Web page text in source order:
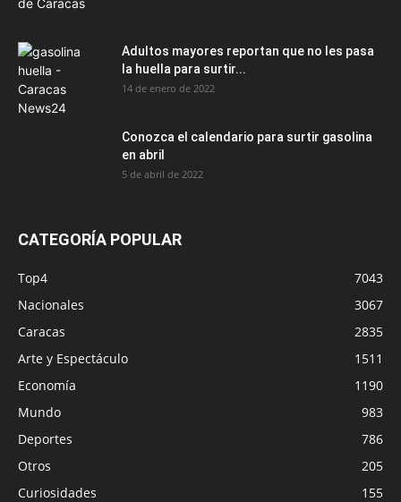
Adultos mayores reportan que no les pasa
la huella para surtir...
14 de enero de 2022
Conozca el calendario para surtir gasolina
en abril
5 de abril de 2022
CATEGORÍA POPULAR
Top4
7043
Nacionales
3067
Caracas
2835
Arte y Espectáculo
1511
Economía
1190
Mundo
983
Deportes
786
Otros
205
Curiosidades
155